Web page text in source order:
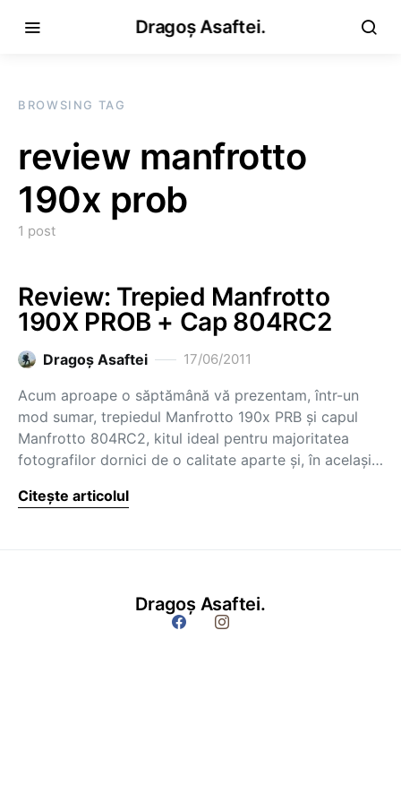
Dragoș Asaftei.
BROWSING TAG
review manfrotto
190x prob
1 post
Review: Trepied Manfrotto
190X PROB + Cap 804RC2
Dragoş Asaftei 17/06/2011
Acum aproape o săptămână vă prezentam, într-un
mod sumar, trepiedul Manfrotto 190x PRB și capul
Manfrotto 804RC2, kitul ideal pentru majoritatea
fotografilor dornici de o calitate aparte și, în același…
Citește articolul
Dragoș Asaftei.